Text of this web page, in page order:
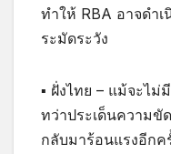
ทำให้ RBA อาจดำเ
ระมัดระวัง
▪ ฝั่งไทย – แม้จะไ
ทว่าประเด็นความขั
กลับมาร้อนแรงอีกค